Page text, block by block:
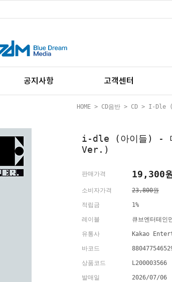
공지사항 고객센터
HOME > CD음반 > CD > I-Dle (
i-dle (아이들) -
Ver.)
판매가격 19,300원
소비자가격 23,800원
적립금 1%
레이블 큐브엔터테인
유통사 Kakao
바코드
상품코드 L200003566
발매일 2026/07/06